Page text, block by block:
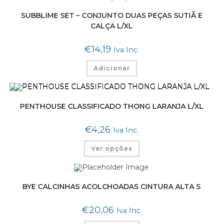
SUBBLIME SET – CONJUNTO DUAS PEÇAS SUTIÃ E
CALÇA L/XL
€14,19 Iva Inc.
Adicionar
PENTHOUSE CLASSIFICADO THONG LARANJA L/XL
€4,26 Iva Inc.
Ver opções
BYE CALCINHAS ACOLCHOADAS CINTURA ALTA S
€20,06 Iva Inc.